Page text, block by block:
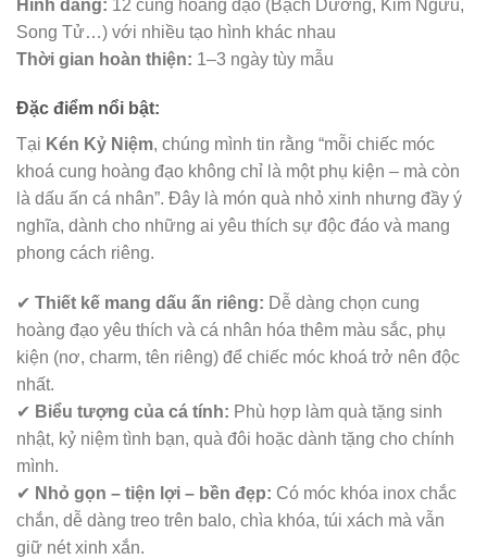
Hình dáng: 12 cung hoàng đạo (Bạch Dương, Kim Ngưu,
Song Tử…) với nhiều tạo hình khác nhau
Thời gian hoàn thiện: 1–3 ngày tùy mẫu
Đặc điểm nổi bật:
Tại Kén Kỷ Niệm, chúng mình tin rằng “mỗi chiếc móc
khoá cung hoàng đạo không chỉ là một phụ kiện – mà còn
là dấu ấn cá nhân”. Đây là món quà nhỏ xinh nhưng đầy ý
nghĩa, dành cho những ai yêu thích sự độc đáo và mang
phong cách riêng.
✔ Thiết kế mang dấu ấn riêng: Dễ dàng chọn cung
hoàng đạo yêu thích và cá nhân hóa thêm màu sắc, phụ
kiện (nơ, charm, tên riêng) để chiếc móc khoá trở nên độc
nhất.
✔ Biểu tượng của cá tính: Phù hợp làm quà tặng sinh
nhật, kỷ niệm tình bạn, quà đôi hoặc dành tặng cho chính
mình.
✔ Nhỏ gọn – tiện lợi – bền đẹp: Có móc khóa inox chắc
chắn, dễ dàng treo trên balo, chìa khóa, túi xách mà vẫn
giữ nét xinh xắn.